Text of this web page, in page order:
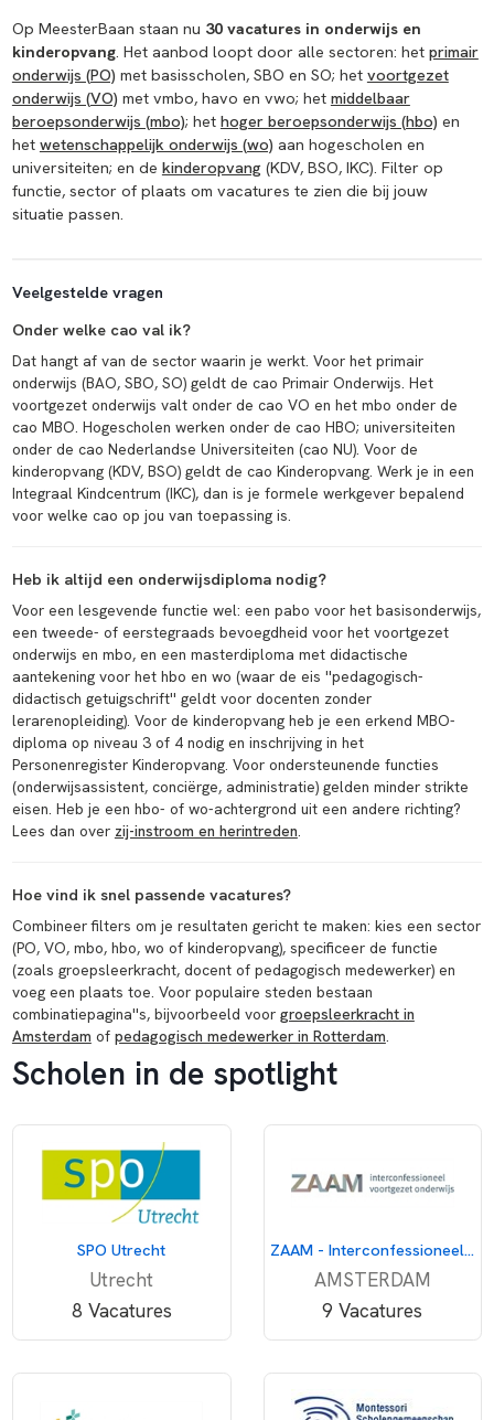
Op MeesterBaan staan nu 30 vacatures in onderwijs en
kinderopvang. Het aanbod loopt door alle sectoren: het primair
onderwijs (PO) met basisscholen, SBO en SO; het voortgezet
onderwijs (VO) met vmbo, havo en vwo; het middelbaar
beroepsonderwijs (mbo); het hoger beroepsonderwijs (hbo) en
het wetenschappelijk onderwijs (wo) aan hogescholen en
universiteiten; en de kinderopvang (KDV, BSO, IKC). Filter op
functie, sector of plaats om vacatures te zien die bij jouw
situatie passen.
Veelgestelde vragen
Onder welke cao val ik?
Dat hangt af van de sector waarin je werkt. Voor het primair
onderwijs (BAO, SBO, SO) geldt de cao Primair Onderwijs. Het
voortgezet onderwijs valt onder de cao VO en het mbo onder de
cao MBO. Hogescholen werken onder de cao HBO; universiteiten
onder de cao Nederlandse Universiteiten (cao NU). Voor de
kinderopvang (KDV, BSO) geldt de cao Kinderopvang. Werk je in een
Integraal Kindcentrum (IKC), dan is je formele werkgever bepalend
voor welke cao op jou van toepassing is.
Heb ik altijd een onderwijsdiploma nodig?
Voor een lesgevende functie wel: een pabo voor het basisonderwijs,
een tweede- of eerstegraads bevoegdheid voor het voortgezet
onderwijs en mbo, en een masterdiploma met didactische
aantekening voor het hbo en wo (waar de eis ''pedagogisch-
didactisch getuigschrift'' geldt voor docenten zonder
lerarenopleiding). Voor de kinderopvang heb je een erkend MBO-
diploma op niveau 3 of 4 nodig en inschrijving in het
Personenregister Kinderopvang. Voor ondersteunende functies
(onderwijsassistent, conciërge, administratie) gelden minder strikte
eisen. Heb je een hbo- of wo-achtergrond uit een andere richting?
Lees dan over zij-instroom en herintreden.
Hoe vind ik snel passende vacatures?
Combineer filters om je resultaten gericht te maken: kies een sector
(PO, VO, mbo, hbo, wo of kinderopvang), specificeer de functie
(zoals groepsleerkracht, docent of pedagogisch medewerker) en
voeg een plaats toe. Voor populaire steden bestaan
combinatiepagina''s, bijvoorbeeld voor groepsleerkracht in
Amsterdam of pedagogisch medewerker in Rotterdam.
Scholen in de spotlight
SPO Utrecht
Utrecht
8 Vacatures
ZAAM - Interconfessioneel voortgezet onderwijs
AMSTERDAM
9 Vacatures